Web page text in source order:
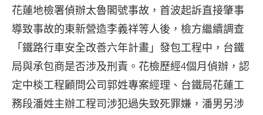
花蓮地檢署偵辦太魯閣號事故，首波起訴直接肇事
導致事故的東新營造李義祥等人後，檢方繼續調查
「鐵路行車安全改善六年計畫」發包工程中，台鐵
局與承包商是否涉及刑責。花檢歷經4個月偵辦，認
定中棪工程顧問公司郭姓專案經理、台鐵局花蓮工
務段潘姓主辦工程司涉犯過失致死罪嫌，潘男另涉